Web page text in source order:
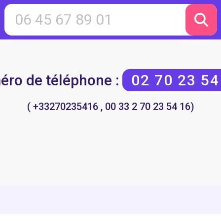
de téléphone : 02 70 23
( +33270235416 , 00 33 2 70 23 54 16)